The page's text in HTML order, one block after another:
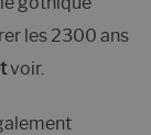
les 2300 ans
voir.